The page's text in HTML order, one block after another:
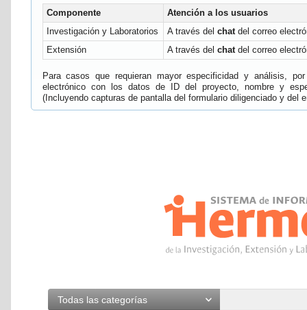
Componente
Atención a los usuarios
Investigación y Laboratorios
A través del chatdel correo
Extensión
A través del chatdel correo
Para casos que requieran mayor especificidad y análisis,
electrónico con los datos de ID del proyecto, nombre y
(Incluyendo capturas de pantalla del formulario diligenciado y del
Todas las categorías